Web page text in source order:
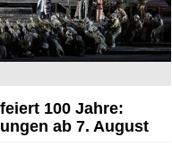
- Ennevi für
100 Jahre:
ab 7. August